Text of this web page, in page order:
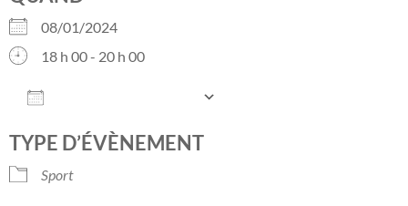
08/01/2024
18 h 00 - 20 h 00
TYPE D’ÉVÈNEMENT
Sport